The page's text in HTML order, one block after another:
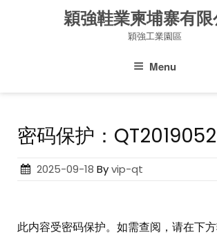
穎強鞋業柬埔寨有限
穎強工業園區
Menu
密码保护：
Posted
2025-09-18 Byvip-qt
此内容受密码保护。如需查阅，请在下方